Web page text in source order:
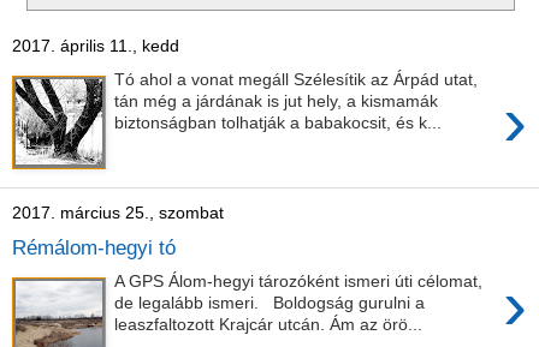
2017. április 11., kedd
›
Tó ahol a vonat megáll Szélesítik az Árpád utat,
tán még a járdának is jut hely, a kismamák
biztonságban tolhatják a babakocsit, és k...
2017. március 25., szombat
Rémálom-hegyi tó
›
A GPS Álom-hegyi tározóként ismeri úti célomat,
de legalább ismeri. Boldogság gurulni a
leaszfaltozott Krajcár utcán. Ám az örö...